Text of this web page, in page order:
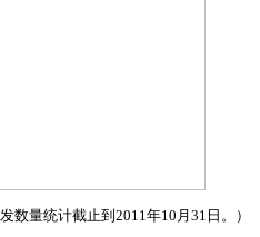
数量统计截止到2011年10月31日。）